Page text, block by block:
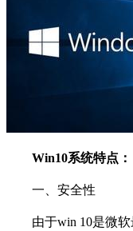
Win10系统特点：
一、安全性
由于win 10是微